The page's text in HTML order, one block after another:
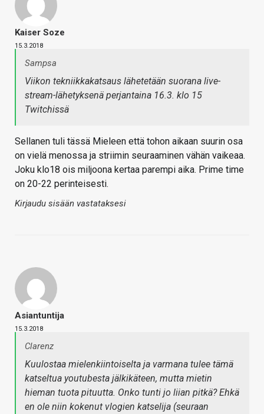
Kaiser Soze
15.3.2018
Sampsa
Viikon tekniikkakatsaus lähetetään suorana live-
stream-lähetyksenä perjantaina 16.3. klo 15
Twitchissä
Sellanen tuli tässä Mieleen että tohon aikaan suurin osa
on vielä menossa ja striimin seuraaminen vähän vaikeaa.
Joku klo18 ois miljoona kertaa parempi aika. Prime time
on 20-22 perinteisesti.
Kirjaudu sisään vastataksesi
Asiantuntija
15.3.2018
Clarenz
Kuulostaa mielenkiintoiselta ja varmana tulee tämä
katseltua youtubesta jälkikäteen, mutta mietin
hieman tuota pituutta. Onko tunti jo liian pitkä? Ehkä
en ole niin kokenut vlogien katselija (seuraan